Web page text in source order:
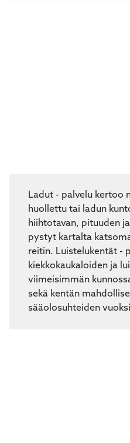
Ladut - palvelu kertoo
huollettu tai ladun
hiihtotavan, pituuden ja
pystyt kartalta
reitin. Luistelukentät -
kiekkokaukaloiden ja
viimeisimmän